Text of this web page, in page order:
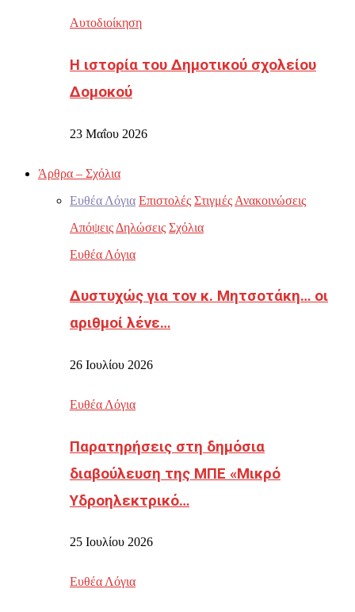
Αυτοδιοίκηση
Η ιστορία του Δημοτικού σχολείου
Δομοκού
23 Μαΐου 2026
Άρθρα – Σχόλια
Ευθέα Λόγια Επιστολές Στιγμές Ανακοινώσεις
Απόψεις Δηλώσεις Σχόλια
Ευθέα Λόγια
Δυστυχώς για τον κ. Μητσοτάκη… οι
αριθμοί λένε…
26 Ιουλίου 2026
Ευθέα Λόγια
Παρατηρήσεις στη δημόσια
διαβούλευση της ΜΠΕ «Μικρό
Υδροηλεκτρικό…
25 Ιουλίου 2026
Ευθέα Λόγια